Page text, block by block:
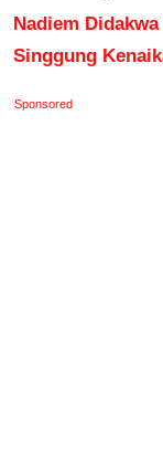
Nadiem
Singgung
Sponsored